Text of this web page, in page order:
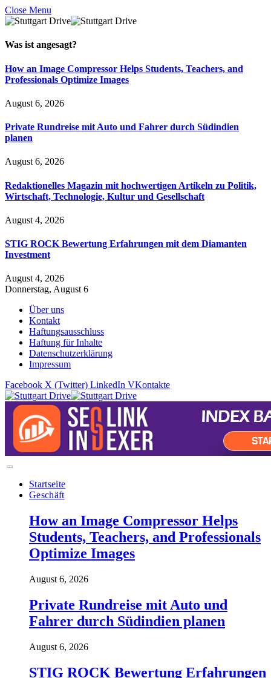
Close Menu
Was ist angesagt?
How an Image Compressor Helps Students, Teachers, and
Professionals Optimize Images
August 6, 2026
Private Rundreise mit Auto und Fahrer durch Südindien
planen
August 6, 2026
Redaktionelles Magazin mit hochwertigen Artikeln zu Politik,
Wirtschaft, Technologie, Kultur und Gesellschaft
August 4, 2026
STIG ROCK Bewertung Erfahrungen mit dem Diamanten
Investment
August 4, 2026
Donnerstag, August 6
Über uns
Kontakt
Haftungsausschluss
Haftung für Inhalte
Datenschutzerklärung
Impressum
Facebook X (Twitter) LinkedIn VKontakte
Startseite
Geschäft
How an Image Compressor Helps
Students, Teachers, and Professionals
Optimize Images
August 6, 2026
Private Rundreise mit Auto und
Fahrer durch Südindien planen
August 6, 2026
STIG ROCK Bewertung Erfahrungen